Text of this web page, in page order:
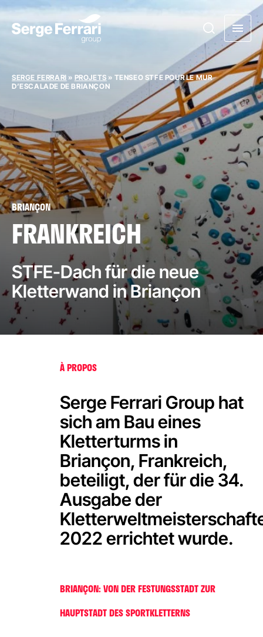
SERGE FERRARI » PROJETS » TENSEO STFE POUR LE MUR
D’ESCALADE DE BRIANÇON
BRIANÇON
FRANKREICH
STFE-Dach für die neue
Kletterwand in Briançon
À PROPOS
Serge Ferrari Group hat
sich am Bau eines
Kletterturms in
Briançon, Frankreich,
beteiligt, der für die 34.
Ausgabe der
2022 errichtet wurde.
BRIANÇON: VON DER FESTUNGSSTADT ZUR
HAUPTSTADT DES SPORTKLETTERNS